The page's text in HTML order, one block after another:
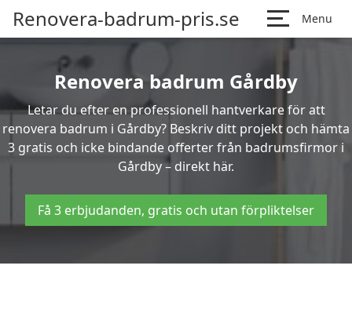
Renovera-badrum-pris.se Menu
Renovera badrum Gårdby
Letar du efter en professionell hantverkare för att
renovera badrum i Gårdby? Beskriv ditt projekt och hämta
3 gratis och icke bindande offerter från badrumsfirmor i
Gårdby – direkt här.
Få 3 erbjudanden, gratis och utan förpliktelser